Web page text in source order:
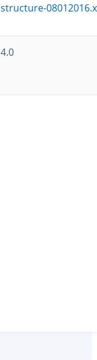
structure-
4.0